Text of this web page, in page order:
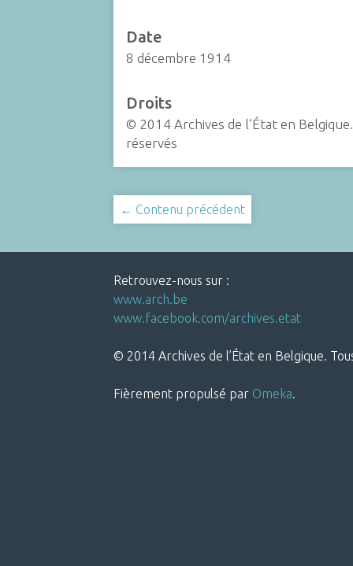
Date
8 décembre 1914
Droits
© 2014 Archives de l’État en
réservés
← Contenu précédent
Retrouvez-nous sur :
www.arch.be
www.facebook.com/archives.etat
© 2014 Archives de l’État en Belgique.
Fièrement propulsé par Omeka.